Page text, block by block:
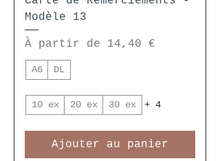
Modèle 13
À partir de 14,40 €
Prix promotionnel
A6 DL
10 ex 20 ex 30 ex + 4
Ajouter au panier